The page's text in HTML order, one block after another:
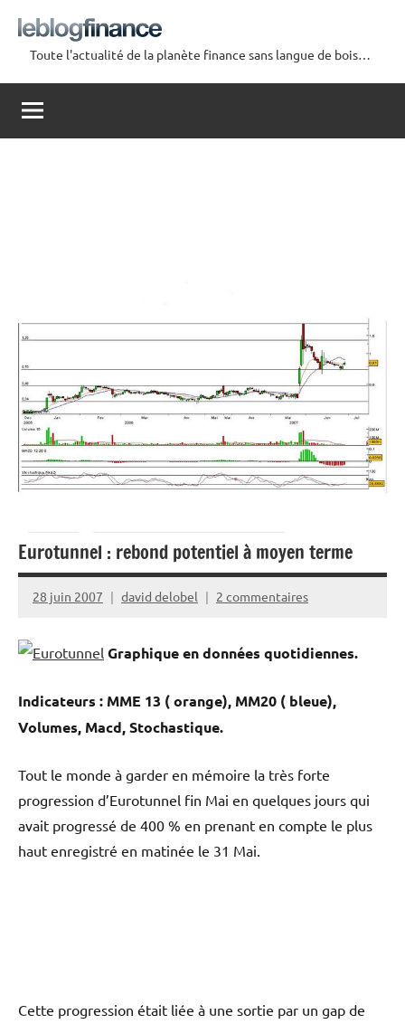
contenu
Le
Blog
Finance
Toute l'actualité de la planète finance sans langue de bois…
Eurotunnel : rebond potentiel à moyen terme
28 juin 2007 david delobel 2 commentaires
Graphique en données quotidiennes.
Indicateurs : MME 13 ( orange), MM20 ( bleue),
Volumes, Macd, Stochastique.
Tout le monde à garder en mémoire la très forte
progression d’Eurotunnel fin Mai en quelques jours qui
avait progressé de 400 % en prenant en compte le plus
haut enregistré en matinée le 31 Mai.
Cette progression était liée à une sortie par un gap de